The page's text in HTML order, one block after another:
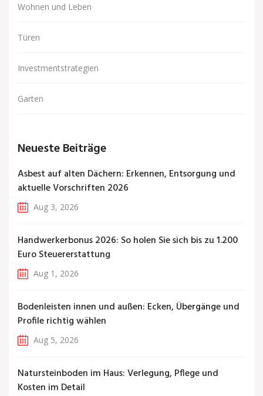
Wohnen und Leben
Türen
Investmentstrategien
Garten
Neueste Beiträge
Asbest auf alten Dächern: Erkennen, Entsorgung und
aktuelle Vorschriften 2026
Aug 3, 2026
Handwerkerbonus 2026: So holen Sie sich bis zu 1.200
Euro Steuererstattung
Aug 1, 2026
Bodenleisten innen und außen: Ecken, Übergänge und
Profile richtig wählen
Aug 5, 2026
Natursteinboden im Haus: Verlegung, Pflege und
Kosten im Detail